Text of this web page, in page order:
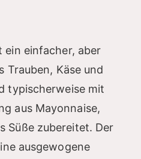
ein einfacher, aber
Trauben, Käse und
typischerweise mit
aus Mayonnaise,
Süße zubereitet. Der
ausgewogene